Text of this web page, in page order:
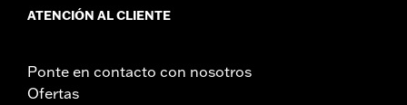
ATENCIÓN AL CLIENTE
Ponte en contacto con nosotros
Ofertas